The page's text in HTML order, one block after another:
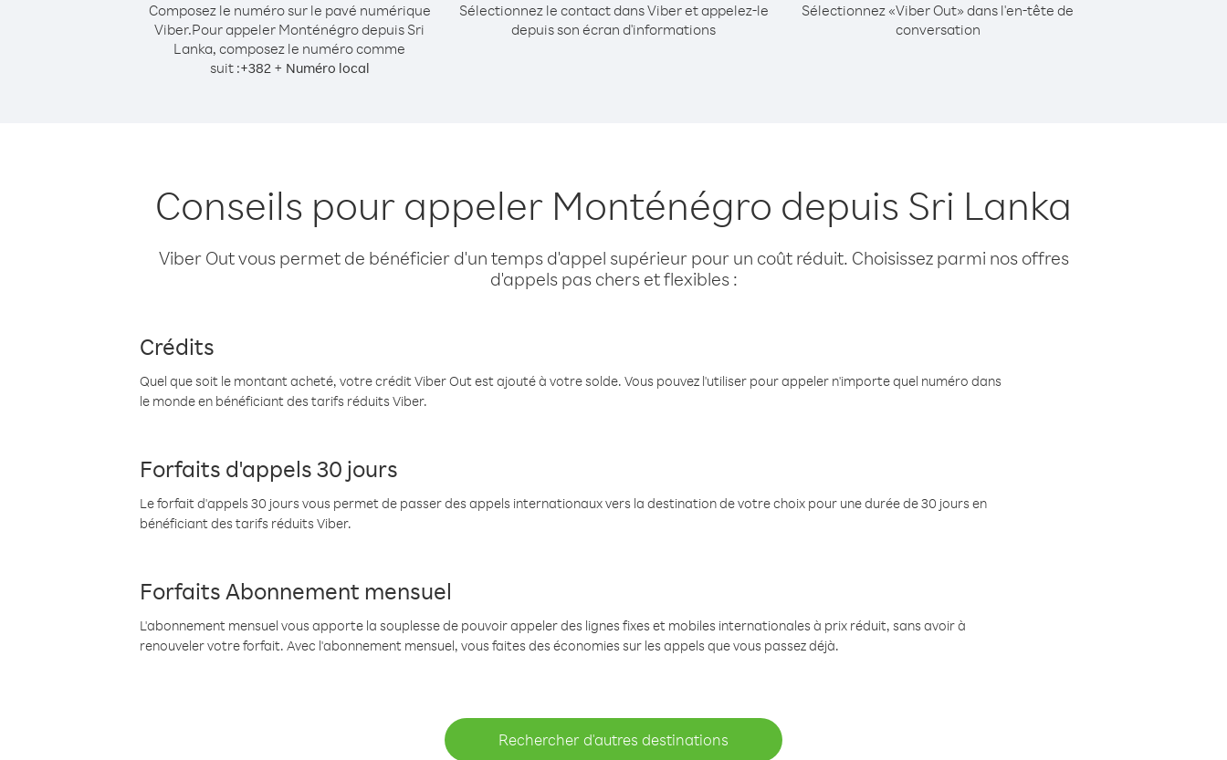
Composez le numéro sur le pavé numérique
Viber.Pour appeler Monténégro depuis Sri
Lanka, composez le numéro comme
suit :+382+ Numéro local
Sélectionnez le contact dans Viber et appelez-le
depuis son écran d'informations
Sélectionnez «Viber Out» dans l'en-tête de
conversation
Conseils pour appeler Monténégro depuis Sri Lanka
Viber Out vous permet de bénéficier d'un temps d'appel supérieur pour un coût réduit. Choisissez parmi nos offres
d'appels pas chers et flexibles :
Crédits
Quel que soit le montant acheté, votre crédit Viber Out est ajouté à votre solde. Vous pouvez l'utiliser pour appeler n'importe quel numéro dans
le monde en bénéficiant des tarifs réduits Viber.
Forfaits d'appels 30 jours
Le forfait d'appels 30 jours vous permet de passer des appels internationaux vers la destination de votre choix pour une durée de 30 jours en
bénéficiant des tarifs réduits Viber.
Forfaits Abonnement mensuel
L'abonnement mensuel vous apporte la souplesse de pouvoir appeler des lignes fixes et mobiles internationales à prix réduit, sans avoir à
renouveler votre forfait. Avec l'abonnement mensuel, vous faites des économies sur les appels que vous passez déjà.
Rechercher d'autres destinations